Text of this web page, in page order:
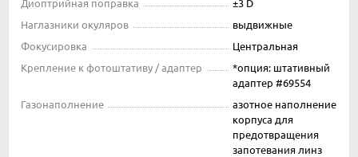
Диоптрийная поправка
±3 D
Наглазники окуляров
выдвижные
Фокусировка
Центральная
Крепление к фотоштативу / адаптер
*опция: штативный
адаптер #69554
Газонаполнение
азотное наполнение
корпуса для
предотвращения
запотевания линз